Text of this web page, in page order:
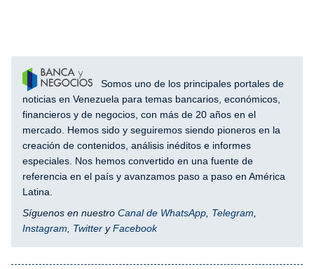
Somos uno de los principales portales de
noticias en Venezuela para temas bancarios, económicos,
financieros y de negocios, con más de 20 años en el
mercado. Hemos sido y seguiremos siendo pioneros en la
creación de contenidos, análisis inéditos e informes
especiales. Nos hemos convertido en una fuente de
referencia en el país y avanzamos paso a paso en América
Latina.
Síguenos en nuestro Canal de WhatsApp Telegram
Instagram
Twitter yFacebook